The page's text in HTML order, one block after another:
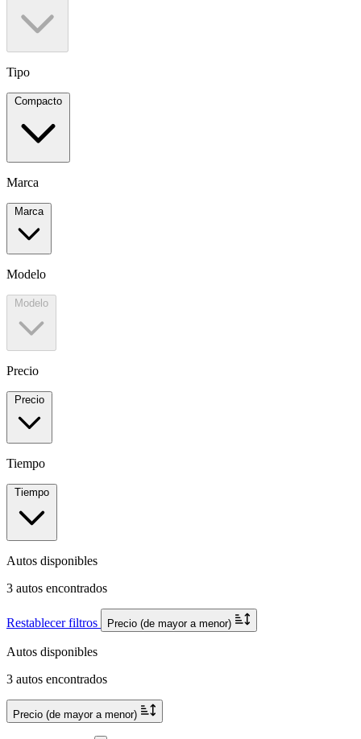
Tipo
Compacto
Marca
Marca
Modelo
Modelo
Precio
Precio
Tiempo
Tiempo
Autos disponibles
3 autos encontrados
Restablecer filtros Precio (de mayor a menor)
Autos disponibles
3 autos encontrados
Precio (de mayor a menor)